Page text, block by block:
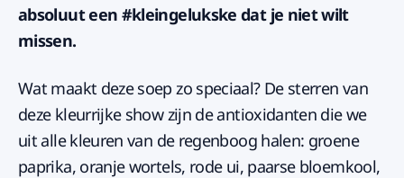
absoluut een #kleingelukske dat je niet wilt
missen.
Wat maakt deze soep zo speciaal? De sterren van
deze kleurrijke show zijn de antioxidanten die we
uit alle kleuren van de regenboog halen: groene
paprika, oranje wortels, rode ui, paarse bloemkool,